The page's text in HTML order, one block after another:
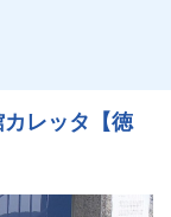
レッタ【徳